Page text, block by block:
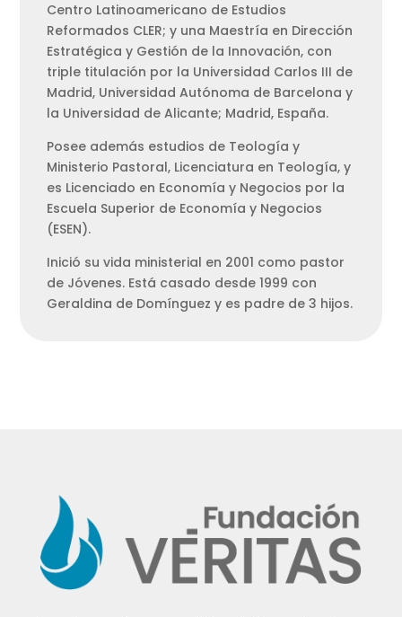
Centro Latinoamericano de Estudios
Reformados CLER; y una Maestría en Dirección
Estratégica y Gestión de la Innovación, con
triple titulación por la Universidad Carlos III de
Madrid, Universidad Autónoma de Barcelona y
la Universidad de Alicante; Madrid, España.
Posee además estudios de Teología y
Ministerio Pastoral, Licenciatura en Teología, y
es Licenciado en Economía y Negocios por la
Escuela Superior de Economía y Negocios
(ESEN).
Inició su vida ministerial en 2001 como pastor
de Jóvenes. Está casado desde 1999 con
Geraldina de Domínguez y es padre de 3 hijos.